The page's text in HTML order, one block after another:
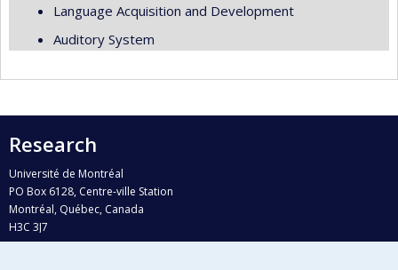
Language Acquisition and Development
Auditory System
Research
Université de Montréal
PO Box 6128, Centre-ville Station
Montréal, Québec, Canada
H3C 3J7